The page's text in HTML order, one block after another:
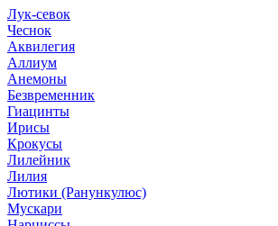
Лук-севок
Чеснок
Аквилегия
Аллиум
Анемоны
Безвременник
Гиацинты
Ирисы
Крокусы
Лилейник
Лилия
Лютики (Ранункулюс)
Мускари